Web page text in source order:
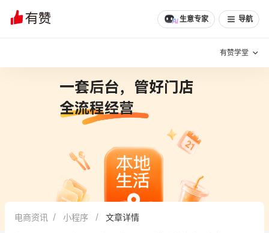
生意专家 导航
有赞学堂
增长方法
有赞专家说
新零售最佳实践
面对面聊增长
文章 问诊 分享
电商资讯 小程序 文章详情